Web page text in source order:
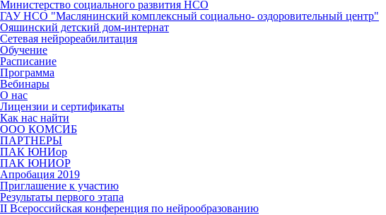
Министерство социального развития НСО
ГАУ НСО "Маслянинский комплексный социально- оздоровительный центр"
Ояшинский детский дом-интернат
Сетевая нейрореабилитация
Обучение
Расписание
Программа
Вебинары
О нас
Лицензии и сертификаты
Как нас найти
ООО КОМСИБ
ПАРТНЕРЫ
ПАК ЮНИор
ПАК ЮНИОР
Апробация 2019
Приглашение к участию
Результаты первого этапа
II Всероссийская конференция по нейрообразованию